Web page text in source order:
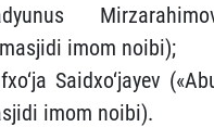
imom noibi);
Saidxo‘jayev
imom noibi).